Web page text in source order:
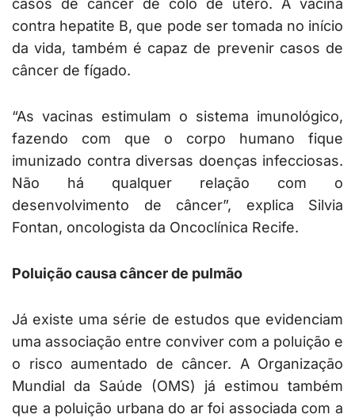
casos de câncer de colo de útero. A vacina
contra hepatite B, que pode ser tomada no início
da vida, também é capaz de prevenir casos de
câncer de fígado.
“As vacinas estimulam o sistema imunológico,
fazendo com que o corpo humano fique
imunizado contra diversas doenças infecciosas.
Não há qualquer relação com o
desenvolvimento de câncer”, explica Silvia
Fontan, oncologista da Oncoclínica Recife.
Poluição causa câncer de pulmão
Já existe uma série de estudos que evidenciam
uma associação entre conviver com a poluição e
o risco aumentado de câncer. A Organização
Mundial da Saúde (OMS) já estimou também
que a poluição urbana do ar foi associada com a